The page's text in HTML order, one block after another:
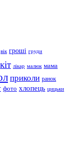
вік гроші груди
кіт лікар малюк мама
приколи ранок
фото хлопець цицьки